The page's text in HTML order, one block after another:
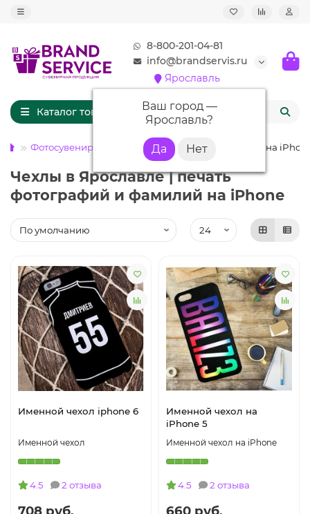
8-800-201-04-81
info@brandservis.ru
Ярославль
Ваш город —
Ярославль?
Каталог товаров
Фотосувениры Чехлы для телефонов Чехлы на
Чехлы в Ярославле | печать
фотографий и фамилий на iPhone
Именной чехол iphone 6
Именной чехол
4.5 2 отзыва
Именной чехол на
iPhone 5
Именной чехол на iPhone
4.5 2 отзыва